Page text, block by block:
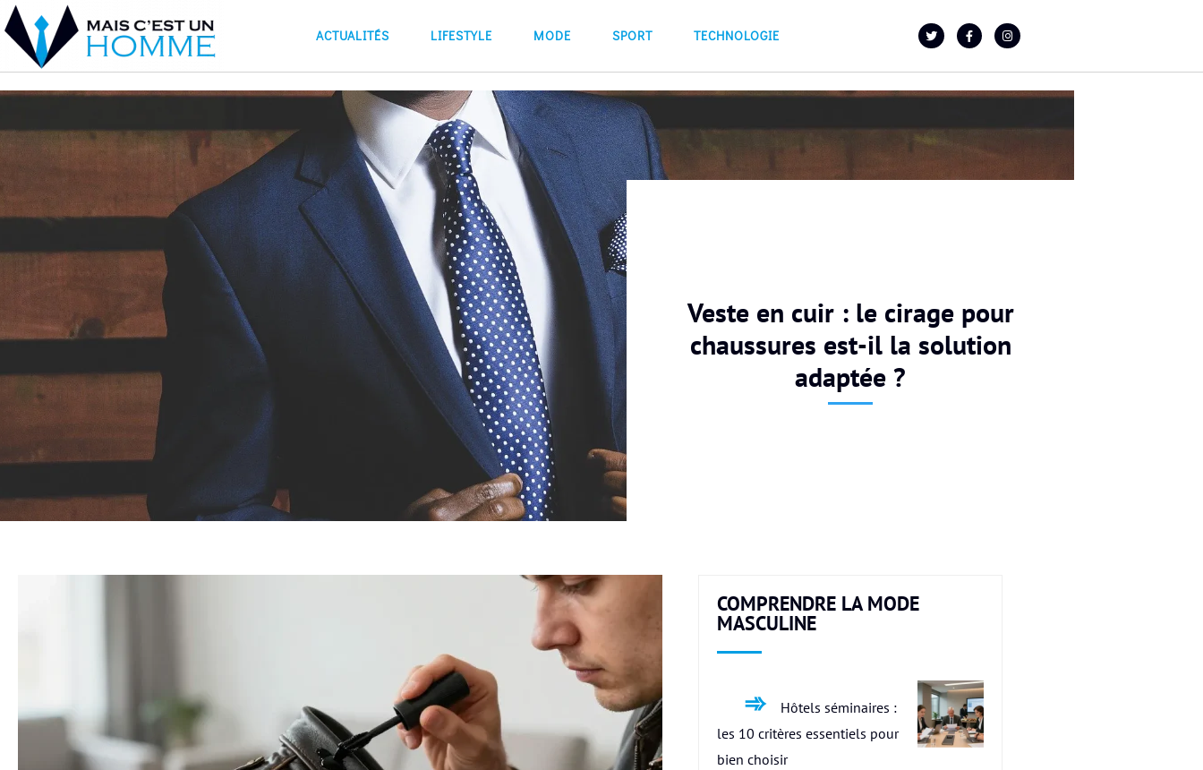
ACTUALITÉS LIFESTYLE MODE SPORT TECHNOLOGIE
Veste en cuir : le cirage pour
chaussures est-il la solution
adaptée ?
COMPRENDRE LA MODE
MASCULINE
Hôtels séminaires :
les 10 critères essentiels pour
bien choisir